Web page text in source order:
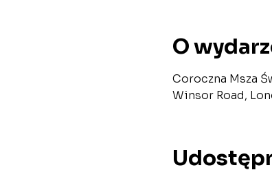
O
Coroczna Msza
Winsor Road,